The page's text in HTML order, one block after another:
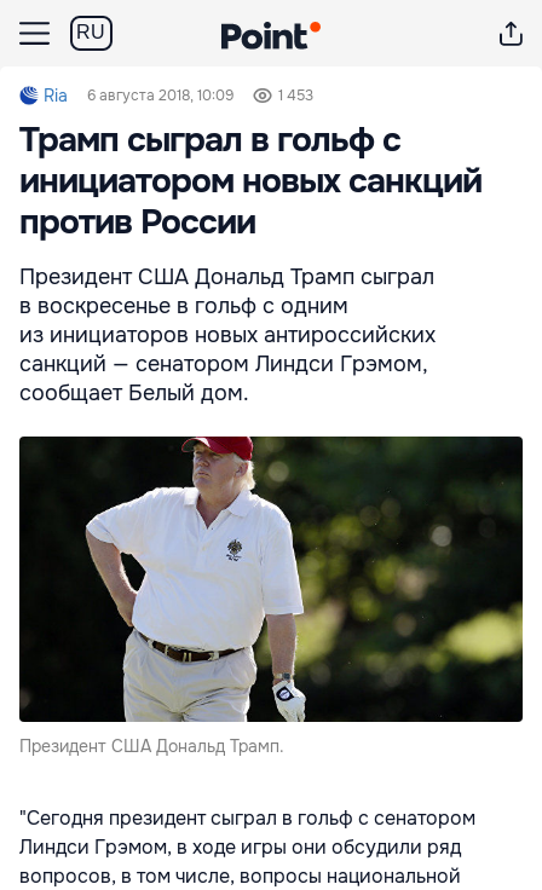
RU
Ria 6 августа 2018, 10:09 1 453
Трамп сыграл в гольф с
инициатором новых санкций
против России
Президент США Дональд Трамп сыграл
в воскресенье в гольф с одним
из инициаторов новых антироссийских
санкций — сенатором Линдси Грэмом,
сообщает Белый дом.
Президент США Дональд Трамп.
"Сегодня президент сыграл в гольф с сенатором
Линдси Грэмом, в ходе игры они обсудили ряд
вопросов, в том числе, вопросы национальной